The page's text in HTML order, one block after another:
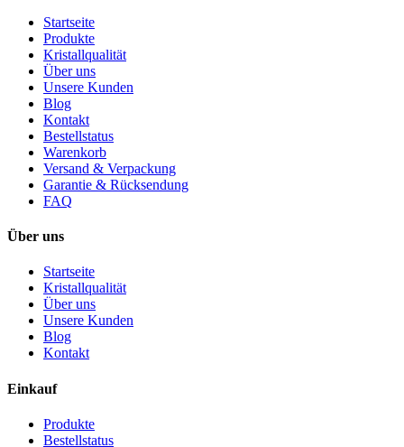
Startseite
Produkte
Kristallqualität
Über uns
Unsere Kunden
Blog
Kontakt
Bestellstatus
Warenkorb
Versand & Verpackung
Garantie & Rücksendung
FAQ
Über uns
Startseite
Kristallqualität
Über uns
Unsere Kunden
Blog
Kontakt
Einkauf
Produkte
Bestellstatus